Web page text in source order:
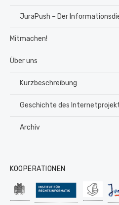
JuraPush – Der
Mitmachen!
Über uns
Kurzbeschreibung
Geschichte des
Archiv
KOOPERATIONEN